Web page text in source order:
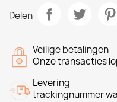
Delen
Veilige betalingen
Onze transacties
Levering
trackingnummer